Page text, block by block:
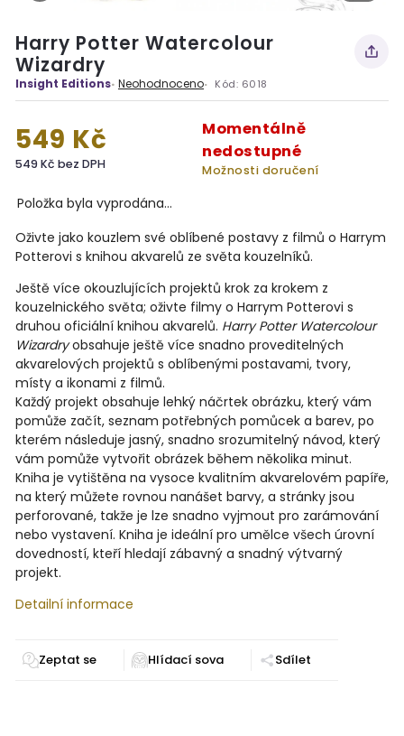
Harry Potter Watercolour
Wizardry
Insight Editions Neohodnoceno Kód: 6018
549 Kč
549 Kč bez DPH
Momentálně
nedostupné
Možnosti doručení
Položka byla vyprodána…
Oživte jako kouzlem své oblíbené postavy z filmů o Harrym
Potterovi s knihou akvarelů ze světa kouzelníků.
Ještě více okouzlujících projektů krok za krokem z
kouzelnického světa; oživte filmy o Harrym Potterovi s
druhou oficiální knihou akvarelů. Harry Potter Watercolour
Wizardryobsahuje ještě více snadno proveditelných
akvarelových projektů s oblíbenými postavami, tvory,
místy a ikonami z filmů.
Každý projekt obsahuje lehký náčrtek obrázku, který vám
pomůže začít, seznam potřebných pomůcek a barev, po
kterém následuje jasný, snadno srozumitelný návod, který
vám pomůže vytvořit obrázek během několika minut.
Kniha je vytištěna na vysoce kvalitním akvarelovém papíře,
na který můžete rovnou nanášet barvy, a stránky jsou
perforované, takže je lze snadno vyjmout pro zarámování
nebo vystavení. Kniha je ideální pro umělce všech úrovní
dovedností, kteří hledají zábavný a snadný výtvarný
projekt.
Detailní informace
Zeptat se Sdílet